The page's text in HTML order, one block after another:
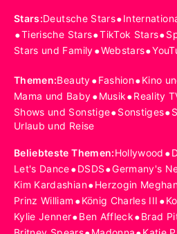
Stars:Deutsche Stars•
•Tierische Stars•TikTok Stars•
Stars und Family•Webstars•
Themen:Beauty•Fashion•Kino
Mama und Baby•Musik•Reality
Shows und Sonstige•Sonstiges•
Urlaub und Reise
Beliebteste Themen:Hollywood •
Let's Dance•DSDS•Germany's
Kim Kardashian•Herzogin
Prinz William •König Charles III •
Kylie Jenner•Ben Affleck•Brad